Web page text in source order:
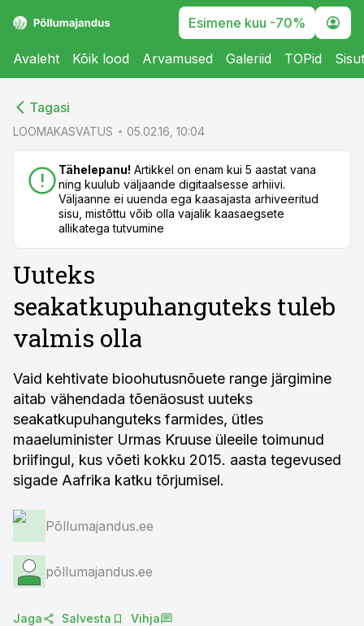
Esimene kuu -70%
Avaleht Kõik lood Arvamused Galeriid TOPid
Tagasi
LOOMAKASVATUS 05.02.16, 10:04
Tähelepanu! Artikkel on enam kui 5 aastat vana
ning kuulub väljaande digitaalsesse arhiivi.
Väljaanne ei uuenda ega kaasajasta arhiveeritud
sisu, mistõttu võib olla vajalik kaasaegsete
allikatega tutvumine
Uuteks
seakatkupuhanguteks tuleb
valmis olla
Vaid kehtivate bioohutusnõuete range järgimine
aitab vähendada tõenäosust uuteks
seakatkupuhanguteks farmides, ütles
maaeluminister Urmas Kruuse üleeile toimunud
briifingul, kus võeti kokku 2015. aasta tegevused
sigade Aafrika katku tõrjumisel.
Põllumajandus.ee
põllumajandus.ee
Jaga Salvesta Vihja